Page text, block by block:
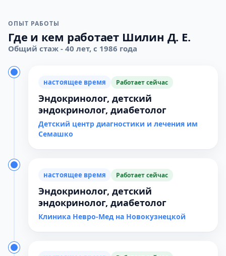
ОПЫТ РАБОТЫ
Где и кем работает Шилин Д. Е.
Общий стаж - 40 лет, с 1986 года
настоящее время Работает сейчас
Эндокринолог, детский
эндокринолог, диабетолог
Детский центр диагностики и лечения им
Семашко
настоящее время Работает сейчас
Эндокринолог, детский
эндокринолог, диабетолог
Клиника Невро-Мед на Новокузнецкой